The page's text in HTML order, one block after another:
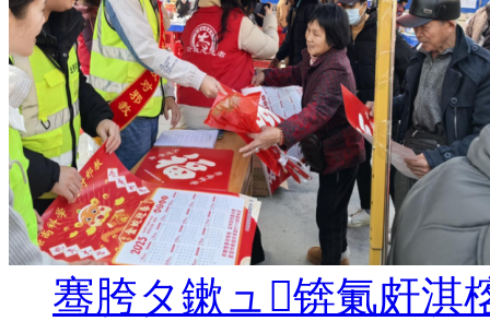
骞胯タ鏉ュ锛氭皯淇